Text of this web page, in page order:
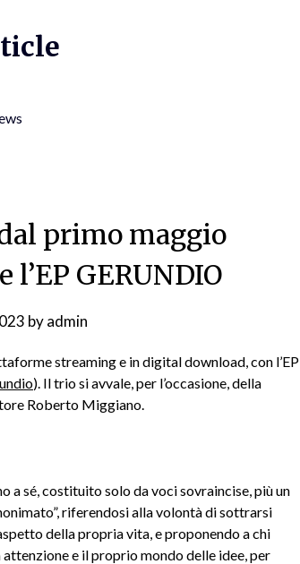
primo maggio
GERUNDIO
byadmin
streaming e in digital download, con l’EP
). Il trio si avvale, per l’occasione, della
Roberto Miggiano.
a sé, costituito solo da voci sovraincise, più un
riferendosi alla volontà di sottrarsi
della propria vita, e proponendo a chi
e il proprio mondo delle idee, per